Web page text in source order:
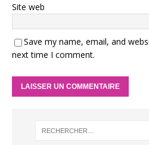
Site web
Save my name, email, and
next time I comment.